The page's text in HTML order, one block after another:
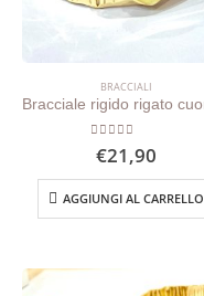
BRACCIALI
out of 5
€21,90
AGGIUNGI AL CARRELLO